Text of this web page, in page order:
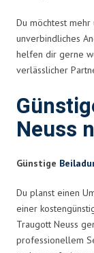
Du möchtest
unverbindliches
helfen dir gerne
verlässlicher
Neuss
Günstige
Du planst einen
einer
Traugott Neuss
professionellem